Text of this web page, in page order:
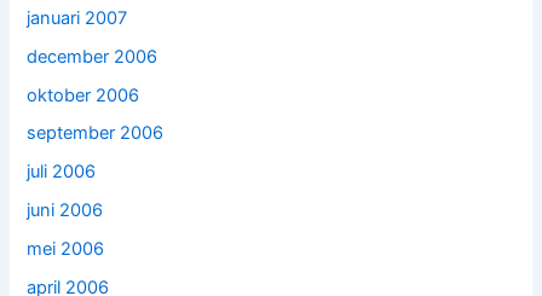
januari 2007
december 2006
oktober 2006
september 2006
juli 2006
juni 2006
mei 2006
april 2006